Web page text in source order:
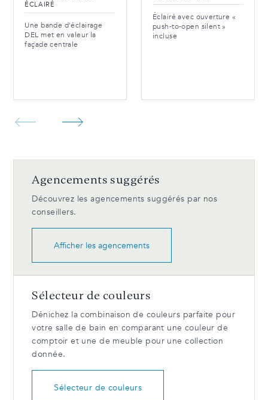
ÉCLAIRÉ
Une bande d'éclairage
DEL met en valeur la
façade centrale
Éclairé avec ouverture «
push-to-open silent »
incluse
Agencements suggérés
Découvrez les agencements suggérés par nos
conseillers.
Afficher les agencements
Sélecteur de couleurs
Dénichez la combinaison de couleurs parfaite pour
votre salle de bain en comparant une couleur de
comptoir et une de meuble pour une collection
donnée.
Sélecteur de couleurs